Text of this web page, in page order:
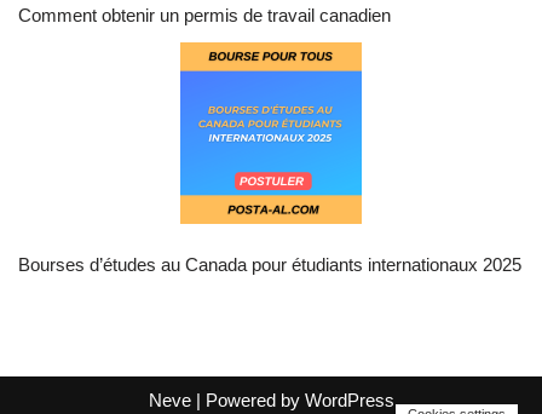
Comment obtenir un permis de travail canadien
Bourses d’études au Canada pour étudiants internationaux 2025
Neve| Powered by WordPress